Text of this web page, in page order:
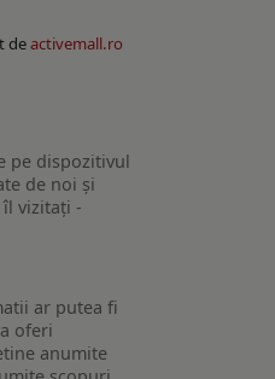
deactivemall.ro
pe dispozitivul
de noi și
vizitați -
ar putea fi
oferi
anumite